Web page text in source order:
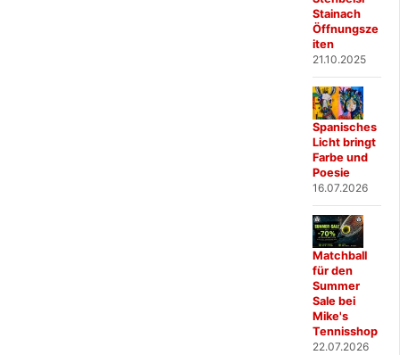
Stainach
Öffnungsze
iten
21.10.2025
Spanisches
Licht bringt
Farbe und
Poesie
16.07.2026
Matchball
für den
Summer
Sale bei
Mike's
Tennisshop
22.07.2026